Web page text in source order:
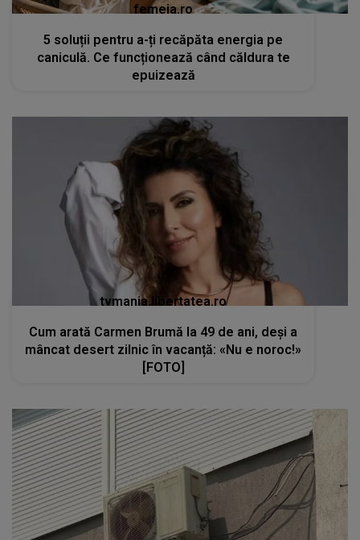
femeia.ro
5 soluții pentru a-ți recăpăta energia pe
caniculă. Ce funcționează când căldura te
epuizează
tvmania.libertatea.ro
Cum arată Carmen Brumă la 49 de ani, deși a
mâncat desert zilnic în vacanță: «Nu e noroc!»
[FOTO]